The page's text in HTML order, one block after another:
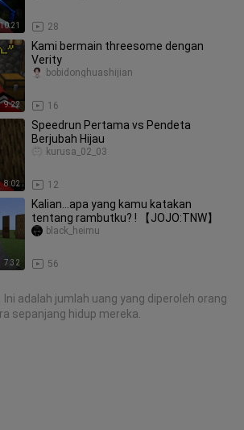
10:21 28
9:22
Kami bermain threesome dengan
Verity
16
bobidonghuashijian
8:02
Speedrun Pertama vs Pendeta
Berjubah Hijau
12
kurusa_02_03
7:32
Kalian...apa yang kamu katakan
tentang rambutku? ! 【JOJO:TNW】
56
black_heimu
Ini adalah jumlah uang yang diperoleh orang
sepanjang hidup mereka.